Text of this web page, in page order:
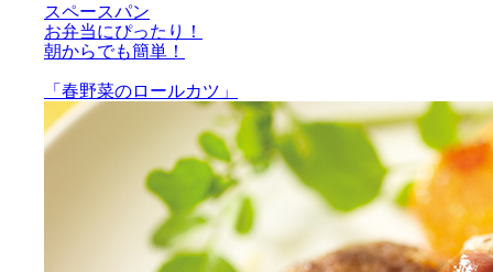
スペースパン
お弁当にぴったり！
朝からでも簡単！
「春野菜のロールカツ」